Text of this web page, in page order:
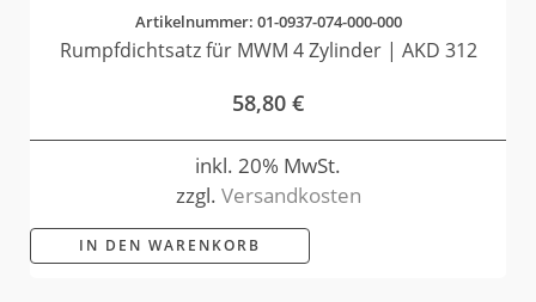
Artikelnummer: 01-0937-074-000-000
Rumpfdichtsatz für MWM 4 Zylinder | AKD 312
58,80 €
inkl. 20% MwSt.
zzgl. Versandkosten
IN DEN WARENKORB